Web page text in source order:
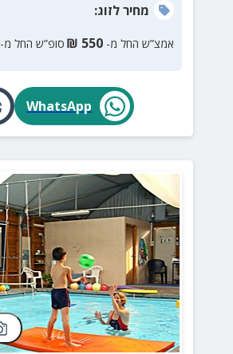
מחירלזוג:
אמצ”ש החל מ- 550
₪ סופ”ש החל מ-
WhatsApp